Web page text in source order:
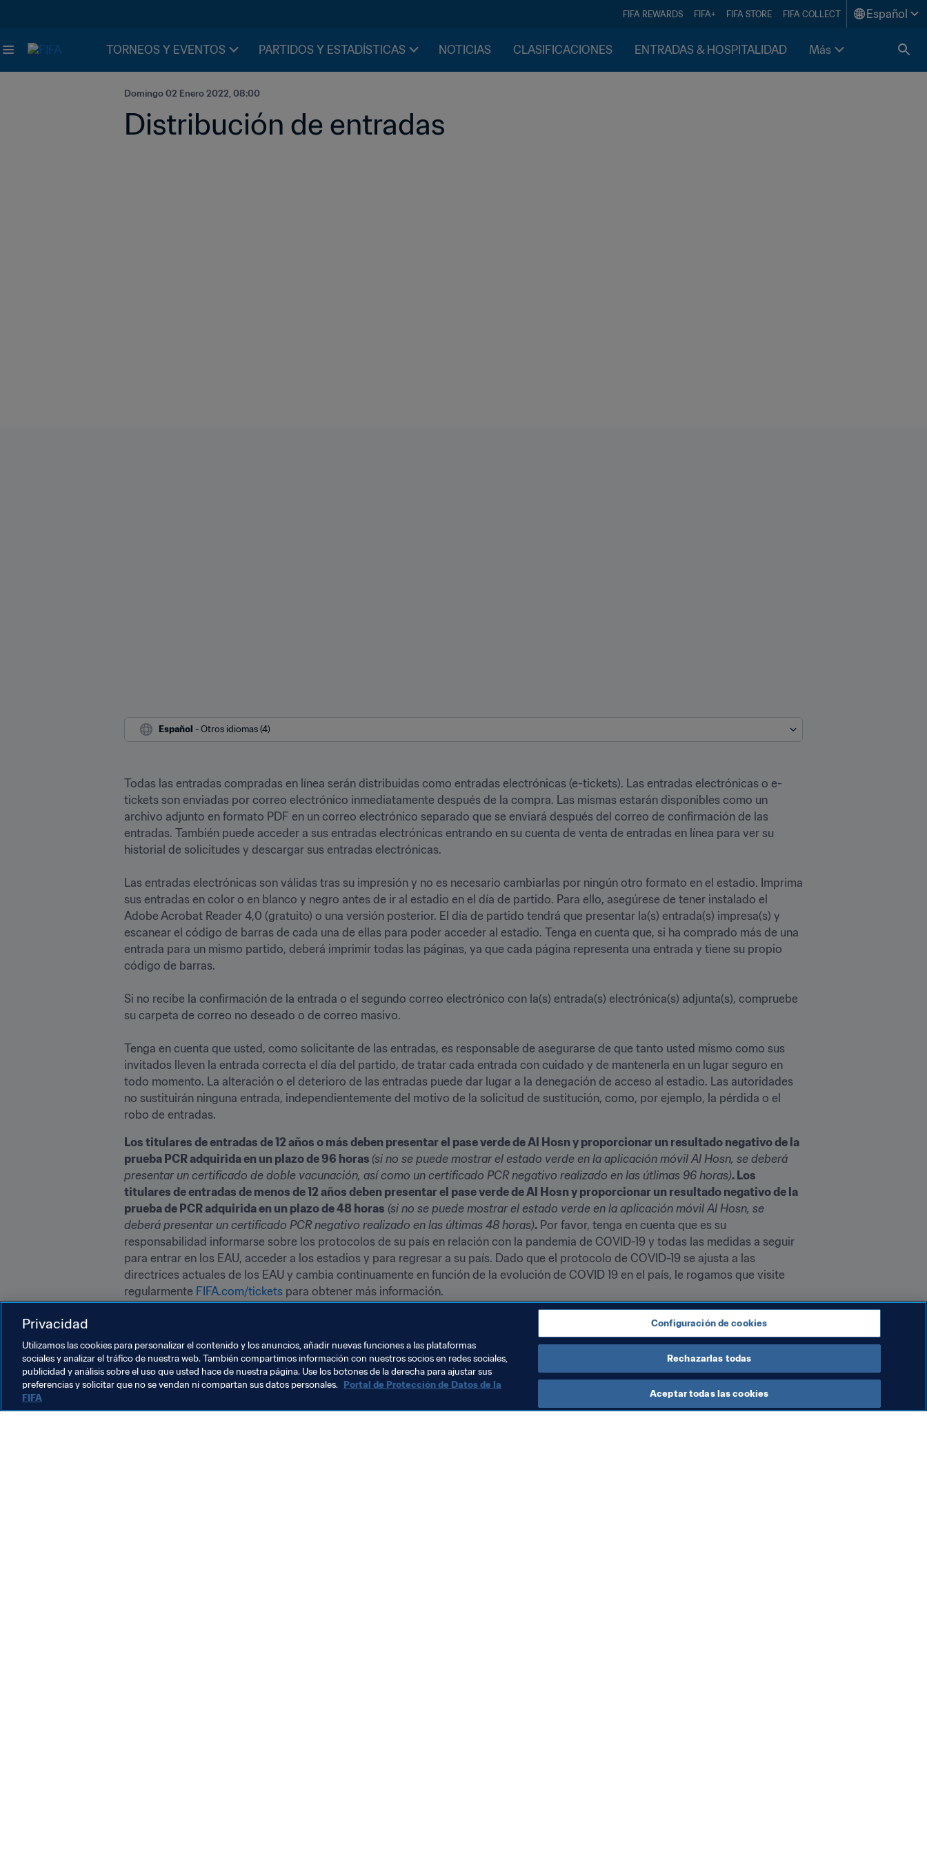
FIFA REWARDS FIFA+ FIFA STORE FIFA COLLECT Español
TORNEOS Y EVENTOS PARTIDOS Y ESTADÍSTICAS NOTICIAS CLASIFICACIONES ENTRADAS & HOSPITALIDAD Más
Domingo 02 Enero 2022, 08:00
Distribución de entradas
Español - Otros idiomas (4)
Todas las entradas compradas en línea serán distribuidas como entradas electrónicas (e-tickets). Las entradas electrónicas o e-
tickets son enviadas por correo electrónico inmediatamente después de la compra. Las mismas estarán disponibles como un
archivo adjunto en formato PDF en un correo electrónico separado que se enviará después del correo de confirmación de las
entradas. También puede acceder a sus entradas electrónicas entrando en su cuenta de venta de entradas en línea para ver su
historial de solicitudes y descargar sus entradas electrónicas.
Las entradas electrónicas son válidas tras su impresión y no es necesario cambiarlas por ningún otro formato en el estadio. Imprima
sus entradas en color o en blanco y negro antes de ir al estadio en el día de partido. Para ello, asegúrese de tener instalado el
Adobe Acrobat Reader 4,0 (gratuito) o una versión posterior. El día de partido tendrá que presentar la(s) entrada(s) impresa(s) y
escanear el código de barras de cada una de ellas para poder acceder al estadio. Tenga en cuenta que, si ha comprado más de una
entrada para un mismo partido, deberá imprimir todas las páginas, ya que cada página representa una entrada y tiene su propio
código de barras.
Si no recibe la confirmación de la entrada o el segundo correo electrónico con la(s) entrada(s) electrónica(s) adjunta(s), compruebe
su carpeta de correo no deseado o de correo masivo.
Tenga en cuenta que usted, como solicitante de las entradas, es responsable de asegurarse de que tanto usted mismo como sus
invitados lleven la entrada correcta el día del partido, de tratar cada entrada con cuidado y de mantenerla en un lugar seguro en
todo momento. La alteración o el deterioro de las entradas puede dar lugar a la denegación de acceso al estadio. Las autoridades
no sustituirán ninguna entrada, independientemente del motivo de la solicitud de sustitución, como, por ejemplo, la pérdida o el
robo de entradas.
Los titulares de entradas de 12 años o más deben presentar el pase verde de Al Hosn y proporcionar un resultado negativo de la
prueba PCR adquirida en un plazo de 96 horas (si no se puede mostrar el estado verde en la aplicación móvil Al Hosn, se deberá
presentar un certificado de doble vacunación, así como un certificado PCR negativo realizado en las útlimas 96 horas). Los
titulares de entradas de menos de 12 años deben presentar el pase verde de Al Hosn y proporcionar un resultado negativo de la
prueba de PCR adquirida en un plazo de 48 horas (si no se puede mostrar el estado verde en la aplicación móvil Al Hosn, se
deberá presentar un certificado PCR negativo realizado en las últimas 48 horas). Por favor, tenga en cuenta que es su
responsabilidad informarse sobre los protocolos de su país en relación con la pandemia de COVID-19 y todas las medidas a seguir
para entrar en los EAU, acceder a los estadios y para regresar a su país. Dado que el protocolo de COVID-19 se ajusta a las
directrices actuales de los EAU y cambia continuamente en función de la evolución de COVID 19 en el país, le rogamos que visite
regularmente FIFA.com/tickets para obtener más información.
Para más información sobre la venta de entradas y para mantenerse al día sobre la Copa Mundial de Clubes de la FIFA EAU 2021™,
visite regularmente FIFA.com/tickets.
Privacidad
Utilizamos las cookies para personalizar el contenido y los anuncios, añadir nuevas funciones a las plataformas
sociales y analizar el tráfico de nuestra web. También compartimos información con nuestros socios en redes sociales,
publicidad y análisis sobre el uso que usted hace de nuestra página. Use los botones de la derecha para ajustar sus
preferencias y solicitar que no se vendan ni compartan sus datos personales. Portal de Protección de Datos de la
FIFA
Configuración de cookies
Rechazarlas todas
Aceptar todas las cookies